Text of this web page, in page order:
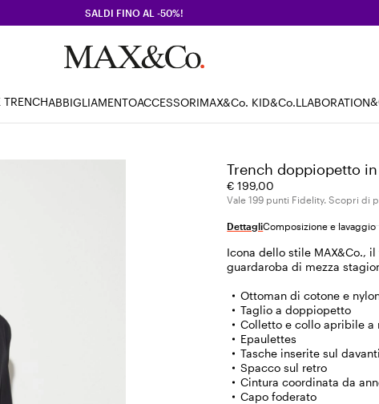
SALDI FINO AL -50%!
TRENCHABBIGLIAMENTOACCESSORIMAX&Co. KID&Co.LLABORATION
Trench doppiopetto
€ 199,00
Vale 199 punti Fidelity. Scopri di
DettagliComposizione e lavaggio
Icona dello stile MAX&Co.,
guardaroba di mezza
Ottoman di cotone e
Taglio a doppiopetto
Colletto e collo apribile a
Epaulettes
Tasche inserite sul davanti
Spacco sul retro
Cintura coordinata da
Capo foderato